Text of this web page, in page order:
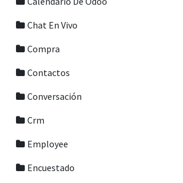
Chat En Vivo
Compra
Contactos
Conversación
Crm
Employee
Encuestado